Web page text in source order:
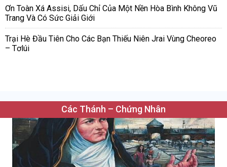
Ơn Toàn Xá Assisi, Dấu Chỉ Của Một Nền Hòa Bình Không Vũ
Trang Và Có Sức Giải Giới
Trại Hè Đầu Tiên Cho Các Bạn Thiếu Niên Jrai Vùng Cheoreo
– Tơlúi
Các Thánh – Chứng Nhân